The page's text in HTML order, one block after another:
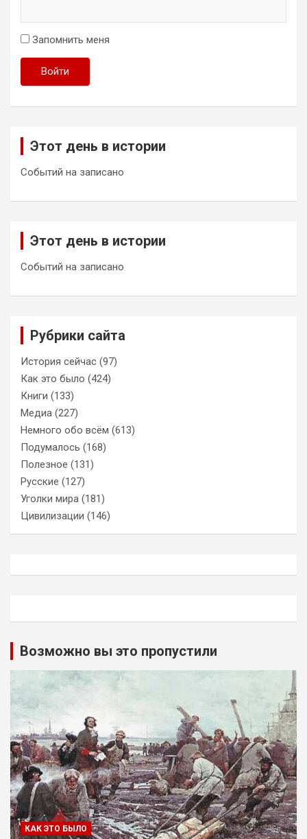
Запомнить меня
Войти
Этот день в истории
Событий на записано
Этот день в истории
Событий на записано
Рубрики сайта
История сейчас (97)
Как это было (424)
Книги (133)
Медиа (227)
Немного обо всём (613)
Подумалось (168)
Полезное (131)
Русские (127)
Уголки мира (181)
Цивилизации (146)
Возможно вы это пропустили
КАК ЭТО БЫЛО